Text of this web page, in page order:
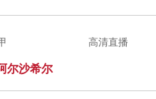
尔沙希尔
高清直播